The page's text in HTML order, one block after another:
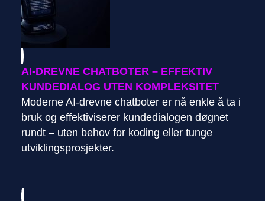
AI-DREVNE CHATBOTER – EFFEKTIV
KUNDEDIALOG UTEN KOMPLEKSITET
Moderne AI-drevne chatboter er nå enkle å ta i
bruk og effektiviserer kundedialogen døgnet
rundt – uten behov for koding eller tunge
utviklingsprosjekter.